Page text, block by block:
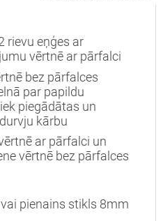
rievu eņģes ar
vērtnē ar pārfalci
bez pārfalces
par papildu
piegādātas un
kārbu
ar pārfalci un
vērtnē bez pārfalces
pienains stikls 8mm